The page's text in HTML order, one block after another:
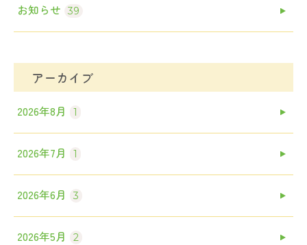
お知らせ 39
アーカイブ
2026年8月 1
2026年7月 1
2026年6月 3
2026年5月 2